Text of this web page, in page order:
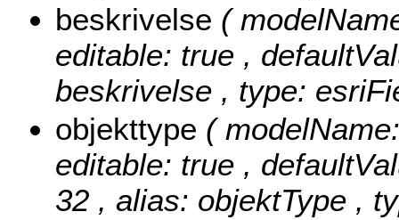
beskrivelse (
editable: true ,
beskrivelse , type:
objekttype (
editable: true ,
32 , alias: objektType ,